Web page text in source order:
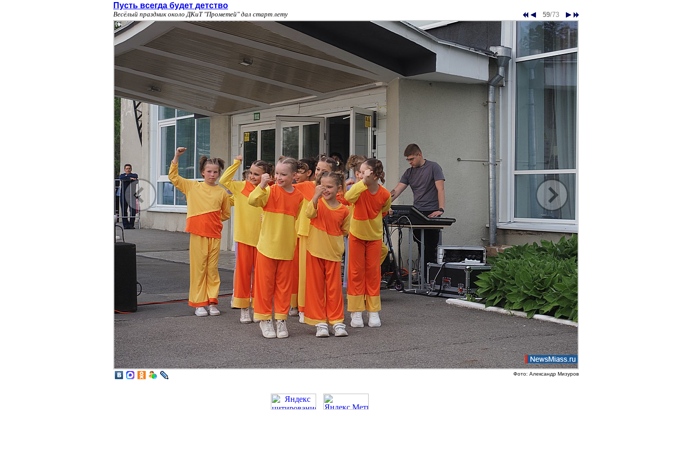
Пусть всегда будет детство
Весёлый праздник около ДКиТ "Прометей" дал старт лету 59/73
Фото: Александр Мизуров